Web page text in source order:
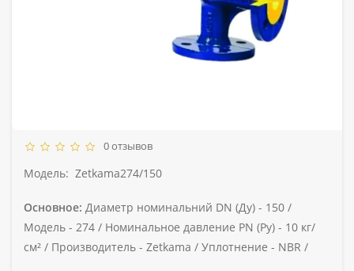
0 отзывов
Модель: Zetkama274/150
Основное: Диаметр номинальний DN (Ду) - 150 /
Модель - 274 / Номинальное давление PN (Ру) - 10 кг/
см² / Производитель - Zetkama / Уплотнение - NBR /